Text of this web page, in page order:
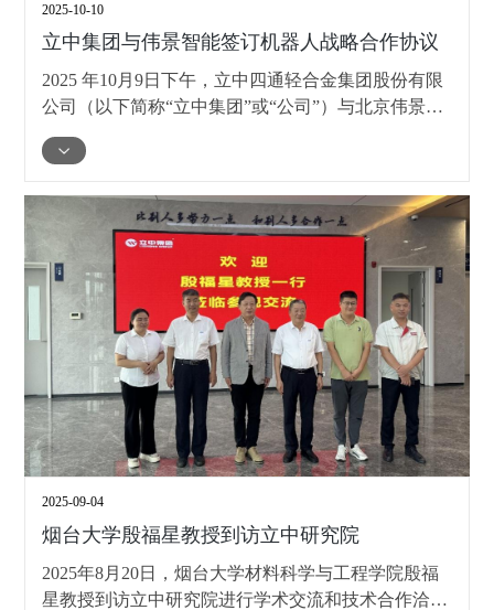
2025-10-10
立中集团与伟景智能签订机器人战略合作协议
2025 年10月9日下午，立中四通轻合金集团股份有限
公司（以下简称“立中集团”或“公司”）与北京伟景智
能科技有限公司（以下简称“伟景智能”）签署了《机
器人战略合作协议》，双方依托在各自产业领域积累
事宜，开启深度战略合作。
2025-09-04
烟台大学殷福星教授到访立中研究院
2025年8月20日，烟台大学材料科学与工程学院殷福
星教授到访立中研究院进行学术交流和技术合作洽